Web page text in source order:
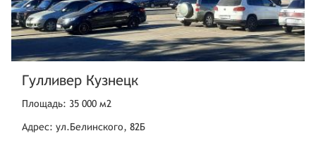
Гулливер Кузнецк
Площадь: 35 000 м2
Адрес: ул.Белинского, 82Б